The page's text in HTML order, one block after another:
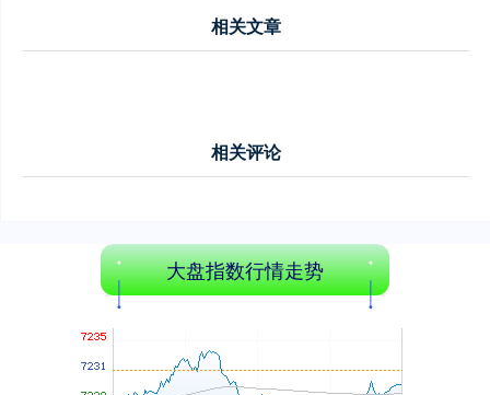
相关文章
相关评论
大盘指数行情走势
7229.80